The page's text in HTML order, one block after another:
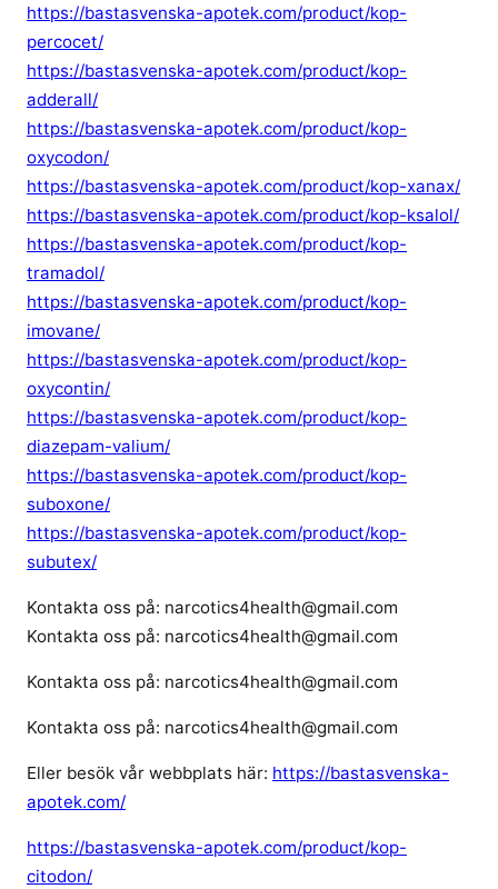
https://bastasvenska-apotek.com/product/kop-
percocet/
https://bastasvenska-apotek.com/product/kop-
adderall/
https://bastasvenska-apotek.com/product/kop-
oxycodon/
https://bastasvenska-apotek.com/product/kop-xanax/
https://bastasvenska-apotek.com/product/kop-ksalol/
https://bastasvenska-apotek.com/product/kop-
tramadol/
https://bastasvenska-apotek.com/product/kop-
imovane/
https://bastasvenska-apotek.com/product/kop-
oxycontin/
https://bastasvenska-apotek.com/product/kop-
diazepam-valium/
https://bastasvenska-apotek.com/product/kop-
suboxone/
https://bastasvenska-apotek.com/product/kop-
subutex/
Kontakta oss på: narcotics4health@gmail.com
Kontakta oss på: narcotics4health@gmail.com
Kontakta oss på: narcotics4health@gmail.com
Kontakta oss på: narcotics4health@gmail.com
Eller besök vår webbplats här: https://bastasvenska-
apotek.com/
https://bastasvenska-apotek.com/product/kop-
citodon/